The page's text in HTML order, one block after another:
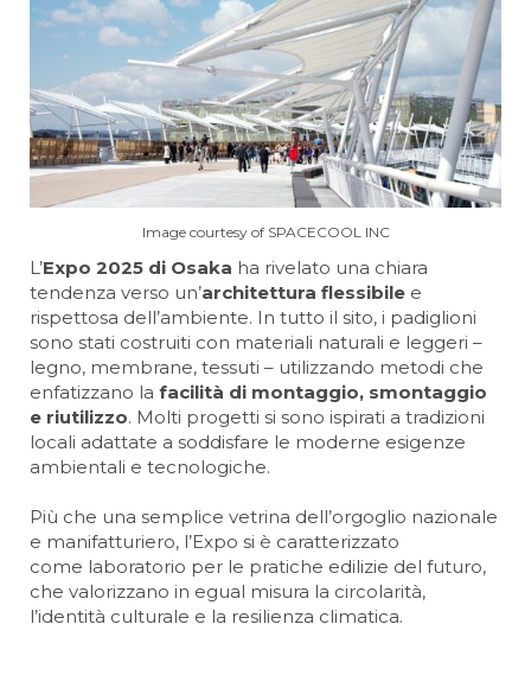
Image courtesy of SPACECOOL INC
L’Expo 2025 di Osaka ha rivelato una chiara
tendenza verso un’architettura flessibile e
rispettosa dell’ambiente. In tutto il sito, i padiglioni
sono stati costruiti con materiali naturali e leggeri –
legno, membrane, tessuti – utilizzando metodi che
enfatizzano la facilità di montaggio, smontaggio
e riutilizzo. Molti progetti si sono ispirati a tradizioni
locali adattate a soddisfare le moderne esigenze
ambientali e tecnologiche.
Più che una semplice vetrina dell’orgoglio nazionale
e manifatturiero, l’Expo si è caratterizzato
come laboratorio per le pratiche edilizie del futuro,
che valorizzano in egual misura la circolarità,
l’identità culturale e la resilienza climatica.